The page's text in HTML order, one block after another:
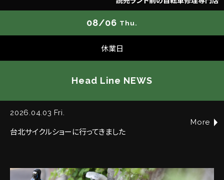
08/06 Thu.
休業日
Head Line NEWS
2026.04.03 Fri.
台北サイクルショーに行ってきました
More